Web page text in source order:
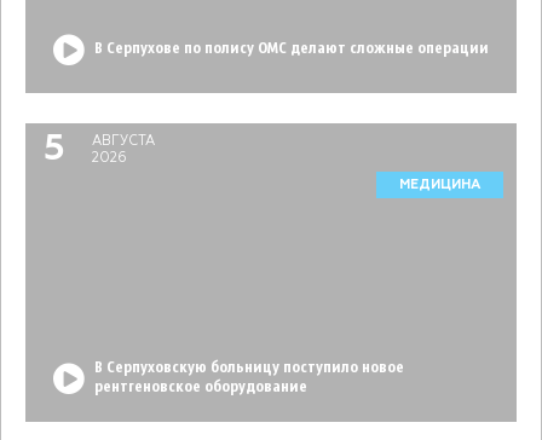
В Серпухове по полису ОМС делают сложные операции
5
АВГУСТА
2026
МЕДИЦИНА
В Серпуховскую больницу поступило новое
рентгеновское оборудование